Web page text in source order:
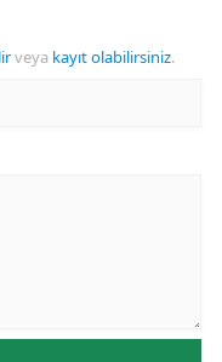
veya kayıt olabilirsiniz.